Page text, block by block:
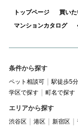
トップページ 買い
マンションカタログ
条件から探す
ペット相談可 駅徒歩5
学区で探す
町名で探す
エリアから探す
渋谷区 港区 新宿区